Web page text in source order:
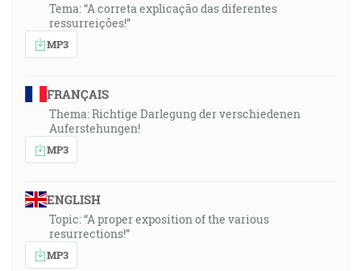
Tema: “A correta explicação das diferentes
ressurreições!”
MP3
FRANÇAIS
Thema: Richtige Darlegung der verschiedenen
Auferstehungen!
MP3
ENGLISH
Topic: “A proper exposition of the various
resurrections!”
MP3